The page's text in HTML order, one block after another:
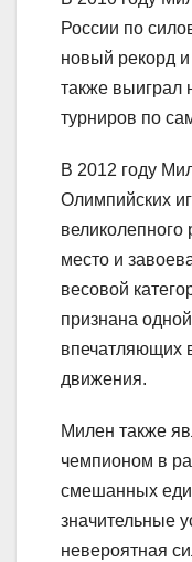
России по
новый рекорд
также выиграл
турниров по
В 2012 году
Олимпийских
великолепного
место и
весовой
признана
впечатляющих
движения.
Милен также
чемпионом в
смешанных
значительные
невероятная